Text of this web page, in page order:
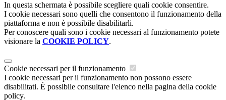
In questa schermata è possibile scegliere quali cookie consentire.
I cookie necessari sono quelli che consentono il funzionamento della
piattaforma e non è possibile disabilitarli.
Per conoscere quali sono i cookie necessari al funzionamento potete
visionare la COOKIE POLICY.
Cookie necessari per il funzionamento
I cookie necessari per il funzionamento non possono essere
disabilitati. È possibile consultare l'elenco nella pagina della cookie
policy.